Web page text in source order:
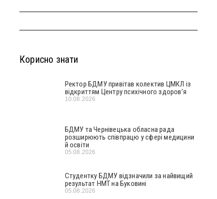
Корисно знати
Ректор БДМУ привітав колектив ЦМКЛ із
відкриттям Центру психічного здоров’я
10.08.2026
БДМУ та Чернівецька обласна рада
розширюють співпрацю у сфері медицини
й освіти
05.08.2026
Студентку БДМУ відзначили за найвищий
результат НМТ на Буковині
05.08.2026